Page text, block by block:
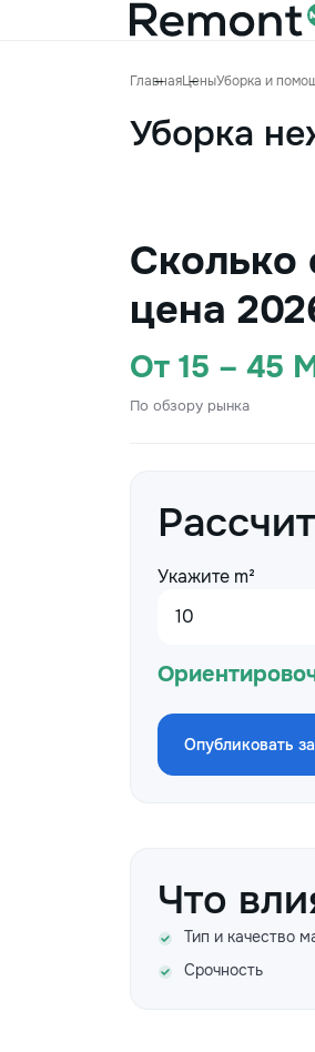
ГлавнаяЦеныУборка и
Уборка
цена
От 15 – 45
По обзору рынка
Укажите m²
Опубликовать
Что
Тип и качество
Срочность